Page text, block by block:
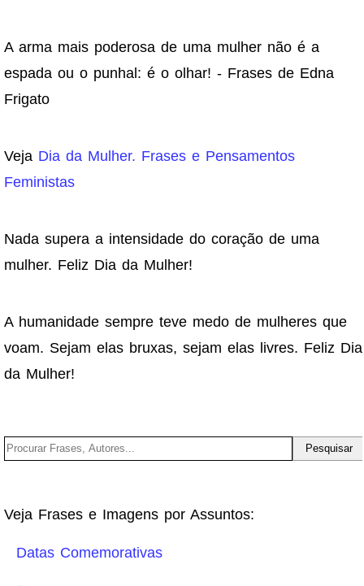
A arma mais poderosa de uma mulher não é a
espada ou o punhal: é o olhar! - Frases de Edna
Frigato
Veja Dia da Mulher. Frases e Pensamentos
Feministas
Nada supera a intensidade do coração de uma
mulher. Feliz Dia da Mulher!
A humanidade sempre teve medo de mulheres que
voam. Sejam elas bruxas, sejam elas livres. Feliz Dia
da Mulher!
Veja Frases e Imagens por Assuntos:
Datas Comemorativas